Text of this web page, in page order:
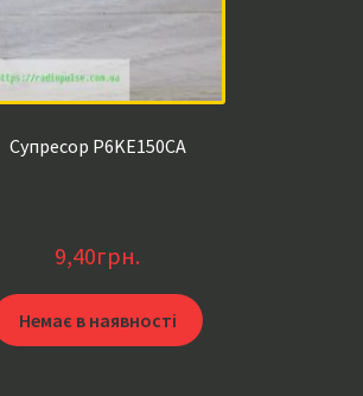
Супресор P6KE150CA
9,40грн.
Немає в наявності